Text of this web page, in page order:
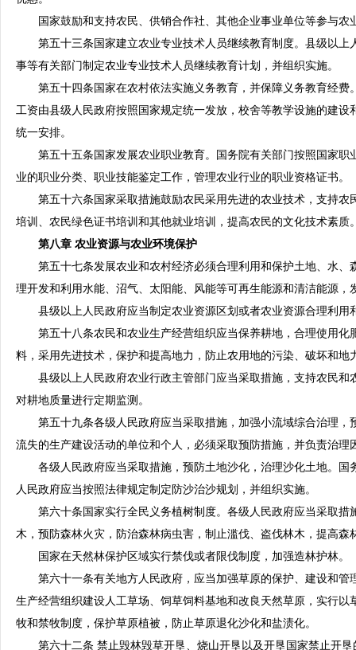
国家鼓励和支持农民、供销合作社、其他企业事业单位等参与农
第五十三条国家建立农业专业技术人员继续教育制度。县级以上
事等有关部门制定农业专业技术人员继续教育计划，并组织实施。
第五十四条国家在农村依法实施义务教育，并保障义务教育经费
工资由县级人民政府按照国家规定统一发放，校舍等教学设施的建
统一安排。
第五十五条国家发展农业职业教育。国务院有关部门按照国家职
业的职业分类、职业技能鉴定工作，管理农业行业的职业资格证书。
第五十六条国家采取措施鼓励农民采用先进的农业技术，支持农
培训、农民绿色证书培训和其他就业培训，提高农民的文化技术素质
第八章 农业资源与农业环境保护
第五十七条发展农业和农村经济必须合理利用和保护土地、水、
理开发和利用水能、沼气、太阳能、风能等可再生能源和清洁能源
县级以上人民政府应当制定农业资源区划或者农业资源合理利用
第五十八条农民和农业生产经营组织应当保养耕地，合理使用化
料，采用先进技术，保护和提高地力，防止农用地的污染、破坏和地
县级以上人民政府农业行政主管部门应当采取措施，支持农民和
对耕地质量进行定期监测。
第五十九条各级人民政府应当采取措施，加强小流域综合治理，
流失的生产建设活动的单位和个人，必须采取预防措施，并负责治理
各级人民政府应当采取措施，预防土地沙化，治理沙化土地。国
人民政府应当按照法律规定制定防沙治沙规划，并组织实施。
第六十条国家实行全民义务植树制度。各级人民政府应当采取措
木，预防森林火灾，防治森林病虫害，制止滥伐、盗伐林木，提高森
国家在天然林保护区域实行禁伐或者限伐制度，加强造林护林。
第六十一条有关地方人民政府，应当加强草原的保护、建设和管
生产经营组织建设人工草场、饲草饲料基地和改良天然草原，实行
牧和禁牧制度，保护草原植被，防止草原退化沙化和盐渍化。
第六十二条 禁止毁林毁草开垦、烧山开垦以及开垦国家禁止开垦